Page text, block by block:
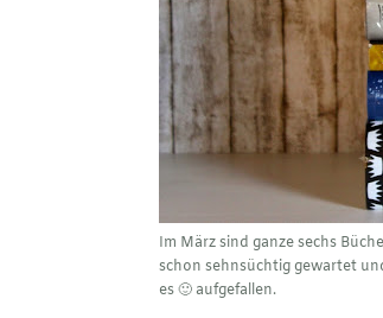
Im März sind ganze sechs
schon sehnsüchtig gewartet
es 🙂 aufgefallen.